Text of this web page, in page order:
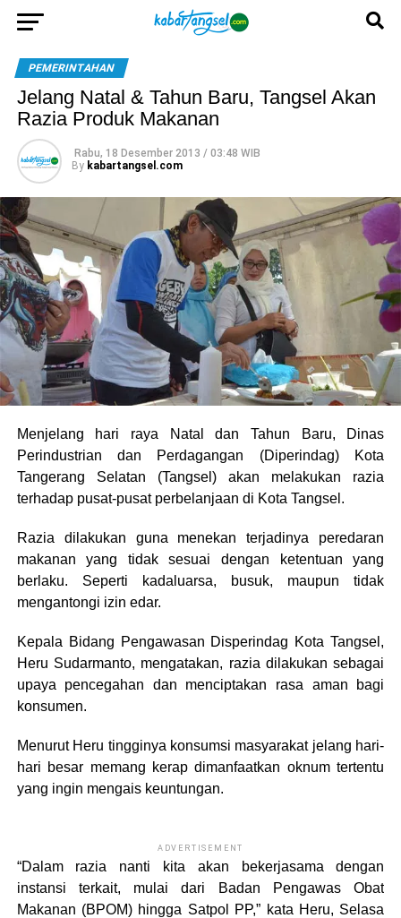
PEMERINTAHAN
Jelang Natal & Tahun Baru, Tangsel Akan
Razia Produk Makanan
Rabu, 18 Desember 2013 / 03:48 WIB
By kabartangsel.com
Menjelang hari raya Natal dan Tahun Baru, Dinas
Perindustrian dan Perdagangan (Diperindag) Kota
Tangerang Selatan (Tangsel) akan melakukan razia
terhadap pusat-pusat perbelanjaan di Kota Tangsel.
Razia dilakukan guna menekan terjadinya peredaran
makanan yang tidak sesuai dengan ketentuan yang
berlaku. Seperti kadaluarsa, busuk, maupun tidak
mengantongi izin edar.
Kepala Bidang Pengawasan Disperindag Kota Tangsel,
Heru Sudarmanto, mengatakan, razia dilakukan sebagai
upaya pencegahan dan menciptakan rasa aman bagi
konsumen.
Menurut Heru tingginya konsumsi masyarakat jelang hari-
hari besar memang kerap dimanfaatkan oknum tertentu
yang ingin mengais keuntungan.
ADVERTISEMENT
“Dalam razia nanti kita akan bekerjasama dengan
instansi terkait, mulai dari Badan Pengawas Obat
Makanan (BPOM) hingga Satpol PP,” kata Heru, Selasa